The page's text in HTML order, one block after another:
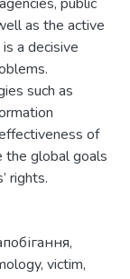
as the active
a decisive
such as
of
the global goals
rights.
,
, victim,